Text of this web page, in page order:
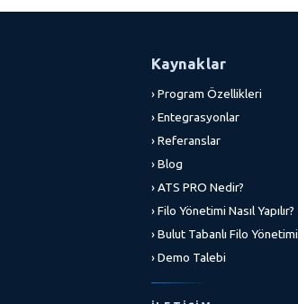
Kaynaklar
› Program Özellikleri
› Entegrasyonlar
› Referanslar
› Blog
› ATS PRO Nedir?
› Filo Yönetimi Nasıl Yapılır?
› Bulut Tabanlı Filo Yönetimi
› Demo Talebi